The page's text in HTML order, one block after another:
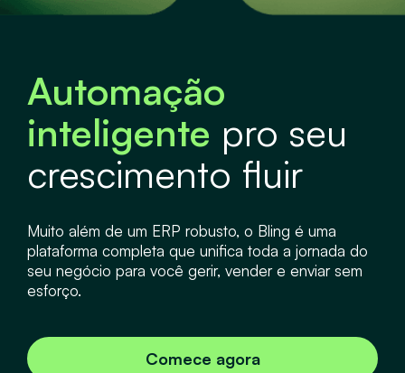
Automação
inteligente pro seu
crescimento fluir
Muito além de um ERP robusto, o Bling é uma
plataforma completa que unifica toda a jornada do
seu negócio para você gerir, vender e enviar sem
esforço.
Comece agora